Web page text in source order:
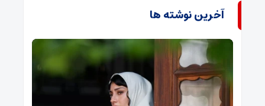
آخرین نوشته ها